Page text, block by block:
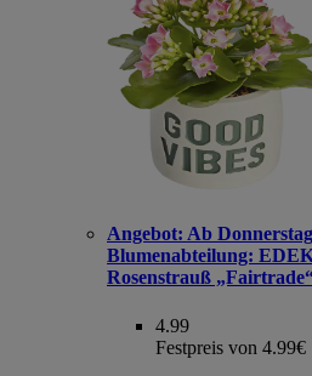
Angebot: Ab
Blumenabteilung:
Rosenstrauß
4.99
Festpreis von 4.99€